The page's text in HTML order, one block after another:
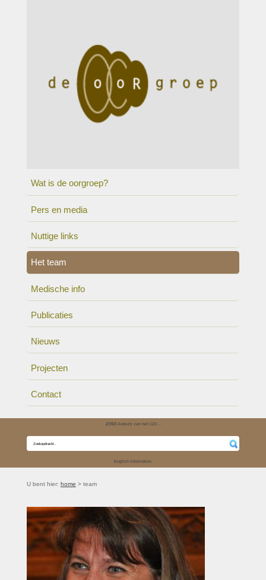
Wat is de oorgroep?
Pers en media
Nuttige links
Het team
Medische info
Publicaties
Nieuws
Projecten
Contact
27/03Auteurs van het UZA ..
English information
U bent hier: home > team